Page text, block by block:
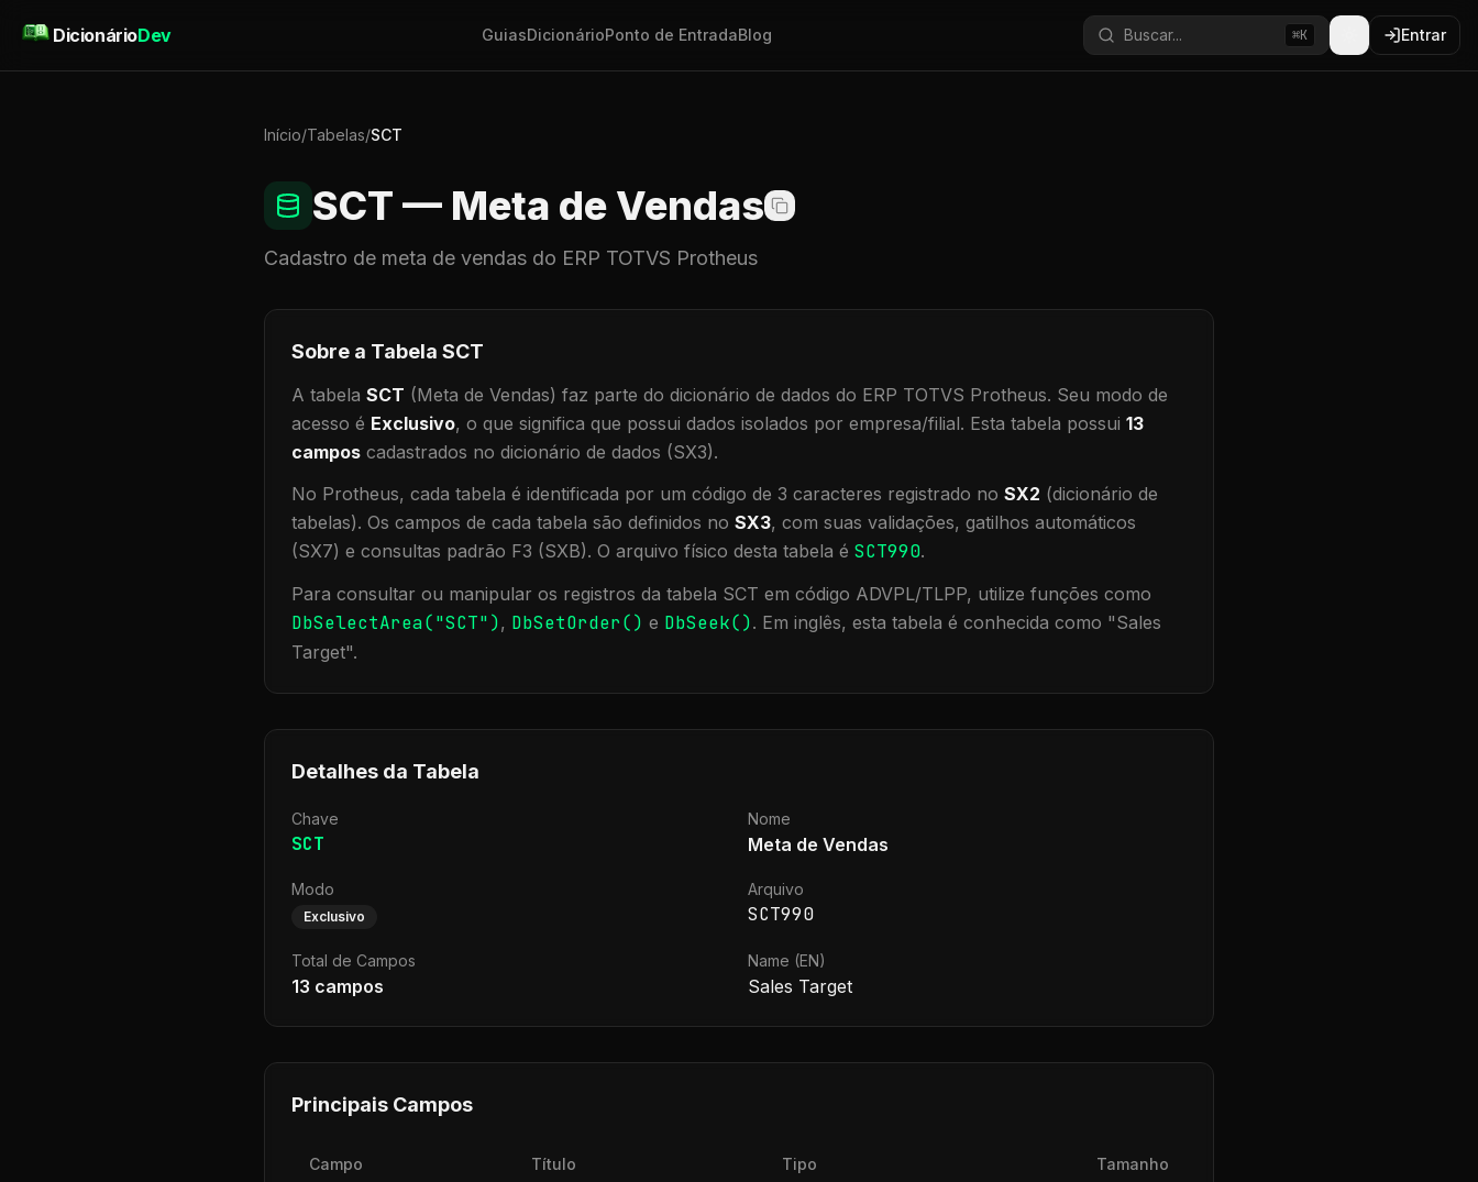
DicionárioDev GuiasDicionárioPonto de EntradaBlog Buscar... ⌘K Entrar
Início/Tabelas/SCT
SCT — Meta de Vendas
Cadastro de meta de vendas do ERP TOTVS Protheus
Sobre a Tabela SCT
A tabela SCT (Meta de Vendas) faz parte do dicionário de dados do ERP TOTVS Protheus. Seu modo de
acesso é Exclusivo, o que significa que possui dados isolados por empresa/filial. Esta tabela possui 13
campos cadastrados no dicionário de dados (SX3).
No Protheus, cada tabela é identificada por um código de 3 caracteres registrado no SX2 (dicionário de
tabelas). Os campos de cada tabela são definidos no SX3, com suas validações, gatilhos automáticos
(SX7) e consultas padrão F3 (SXB). O arquivo físico desta tabela é SCT990.
Para consultar ou manipular os registros da tabela SCT em código ADVPL/TLPP, utilize funções como
DbSelectArea("SCT"), DbSetOrder() e DbSeek(). Em inglês, esta tabela é conhecida como "Sales
Target".
Detalhes da Tabela
Chave
SCT
Nome
Meta de Vendas
Modo
Exclusivo
Arquivo
SCT990
Total de Campos
13 campos
Name (EN)
Sales Target
Principais Campos
Campo Título Tipo Tamanho